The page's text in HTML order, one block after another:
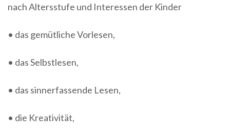
nach Altersstufe und Interessen der Kinder
• das gemütliche Vorlesen,
• das Selbstlesen,
• das sinnerfassende Lesen,
• die Kreativität,